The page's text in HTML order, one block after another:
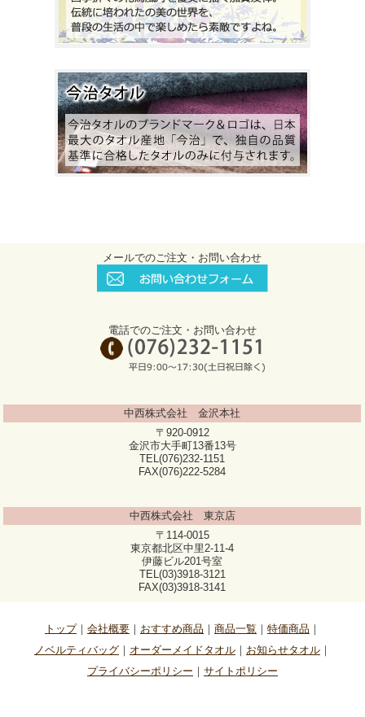
メールでのご注文・お問い合わせ
電話でのご注文・お問い合わせ
中西株式会社 金沢本社
〒920-0912
金沢市大手町13番13号
TEL(076)232-1151
FAX(076)222-5284
中西株式会社 東京店
〒114-0015
東京都北区中里2-11-4
伊藤ビル201号室
TEL(03)3918-3121
FAX(03)3918-3141
トップ 会社概要 おすすめ商品 商品一覧
特価商品
ノベルティバッグ
オーダーメイドタオル
お知らせタオル
プライバシーポリシー
サイトポリシー